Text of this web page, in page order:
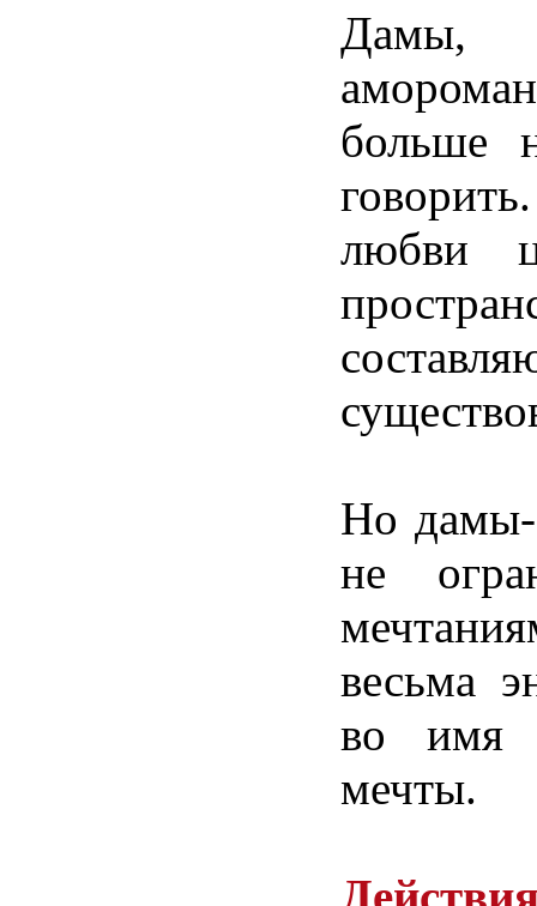
Дамы
больше
говорить
любви
Но
не
весьма
во имя
мечты.